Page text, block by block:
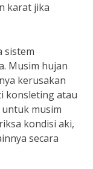
karat jika
sistem
Musim hujan
kerusakan
konsleting atau
musim
kondisi aki,
secara